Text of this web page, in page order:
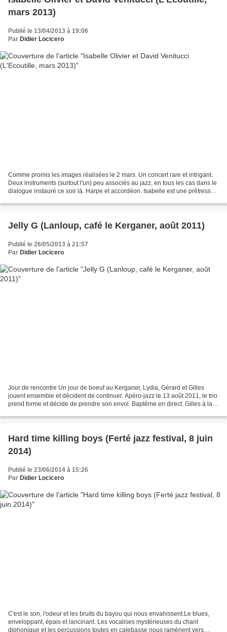
mars 2013)
Publié le 13/04/2013 à 19:06
Par Didier Locicero
Comme promis les images réalisées le 2 mars. Un concert rare et intrigant.
Deux instruments (surtout l'un) peu associés au jazz, en tous les cas dans le
dialogue instauré ce soir là. Harpe et accordéon. Isabelle est une prêtresse
Jelly G (Lanloup, café le Kerganer, août 2011)
Publié le 26/05/2013 à 21:57
Par Didier Locicero
Jour de rencontre Un jour de boeuf au Kerganer, Lydia, Gérard et Gilles
jouent ensemble et décident de continuer. Apéro-jazz le 13 août 2011, le trio
prend forme et décide de prendre son envol. Baptême en direct. Gilles à la
Hard time killing boys (Ferté jazz festival, 8 juin
2014)
Publié le 23/06/2014 à 15:26
Par Didier Locicero
C'est le son, l'odeur et les bruits du bayou qui nous envahissent.Le blues,
enveloppant, épais et lancinant. Les vocalises mystérieuses du chant
diphonique et les percussions toutes en calebasse nous ramènent vers